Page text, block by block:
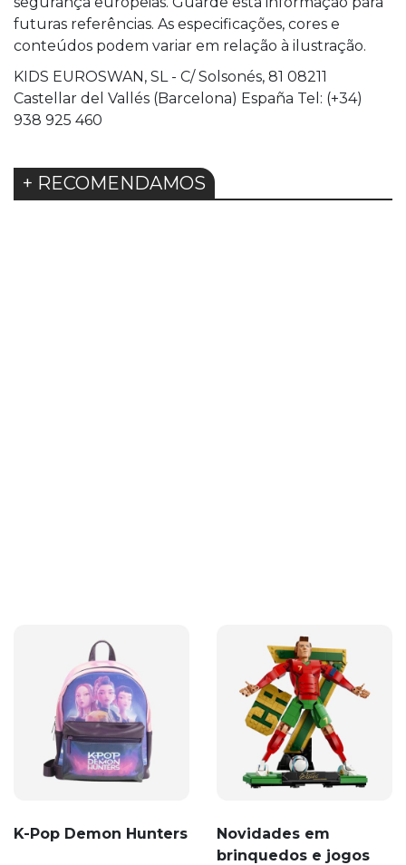
futuras referências. As especificações, cores e
conteúdos podem variar em relação à ilustração.
KIDS EUROSWAN, SL - C/ Solsonés, 81 08211
Castellar del Vallés (Barcelona) España Tel: (+34)
938 925 460
+ RECOMENDAMOS
K-Pop Demon Hunters
Novidades em
brinquedos e jogos